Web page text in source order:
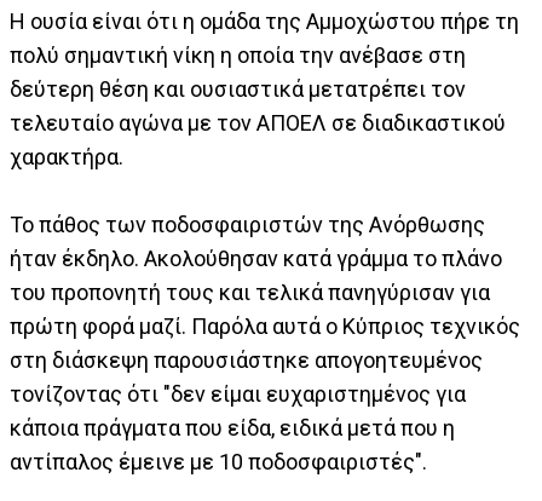
Η ουσία είναι ότι η ομάδα της Αμμοχώστου πήρε τη
πολύ σημαντική νίκη η οποία την ανέβασε στη
δεύτερη θέση και ουσιαστικά μετατρέπει τον
τελευταίο αγώνα με τον ΑΠΟΕΛ σε διαδικαστικού
χαρακτήρα.
Το πάθος των ποδοσφαιριστών της Ανόρθωσης
ήταν έκδηλο. Ακολούθησαν κατά γράμμα το πλάνο
του προπονητή τους και τελικά πανηγύρισαν για
πρώτη φορά μαζί. Παρόλα αυτά ο Κύπριος τεχνικός
στη διάσκεψη παρουσιάστηκε απογοητευμένος
τονίζοντας ότι "δεν είμαι ευχαριστημένος για
κάποια πράγματα που είδα, ειδικά μετά που η
αντίπαλος έμεινε με 10 ποδοσφαιριστές".